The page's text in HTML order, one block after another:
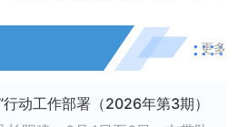
更多
动工作部署（2026年第3期）